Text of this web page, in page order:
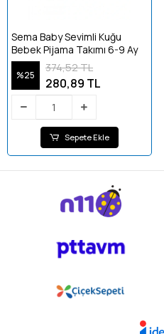
Sema Baby Sevimli Kuğu
Bebek Pijama Takımı 6-9 Ay
%25
374,52 TL
280,89 TL
Sepete Ekle